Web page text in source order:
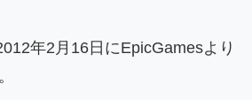
年2月16日にEpicGamesより